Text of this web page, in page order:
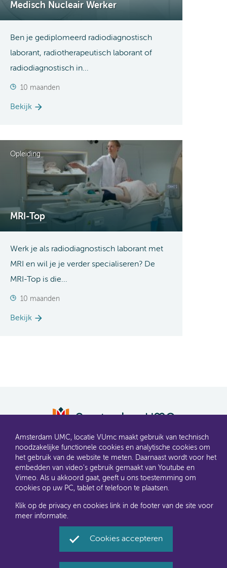
Medisch Nucleair Werker
Ben je gediplomeerd radiodiagnostisch
laborant, radiotherapeutisch laborant of
radiodiagnostisch in...
10 maanden
Bekijk
Opleiding
MRI-Top
Werk je als radiodiagnostisch laborant met
MRI en wil je je verder specialiseren? De
MRI-Top is die...
10 maanden
Bekijk
Dit gaat u ook merken aan de websites: steeds meer
informatie verhuist naar amsterdamumc.nl en
amsterdamumc.org
FacebookTwitter InstagramLinkedInYoutube
Disclaimer Toegankelijkheid
Privacyverklaring en
Amsterdam UMC, locatie VUmc maakt gebruik van technisch
noodzakelijke functionele cookies en analytische cookies om
het gebruik van de website te meten. Daarnaast wordt voor het
embedden van video's gebruik gemaakt van Youtube en
Vimeo. Als u akkoord gaat, geeft u ons toestemming om
cookies op uw PC, tablet of telefoon te plaatsen.
Klik op de privacy en cookies link in de footer van de site voor
meer informatie.
Cookies accepteren